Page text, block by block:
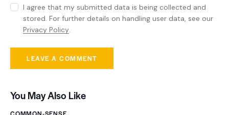
I agree that my submitted data is being collected and
stored. For further details on handling user data, see our
Privacy Policy.
You May Also Like